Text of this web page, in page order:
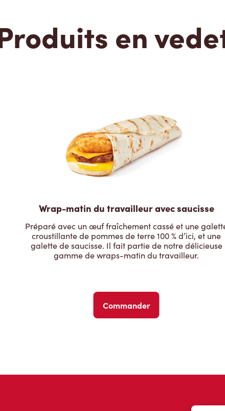
en
Wrap-matin du travailleur avec saucisse
Préparé avec un œuf fraîchement cassé et une
croustillante de pommes de terre 100 % d’ici, et une
galette de saucisse. Il fait partie de notre délicieuse
gamme de wraps-matin du travailleur.
Commander